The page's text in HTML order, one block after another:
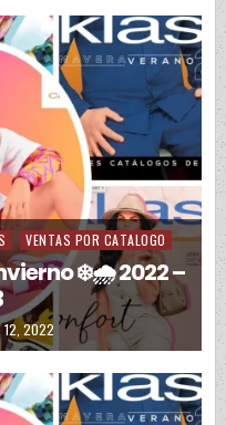
VENTAS POR CATALOGO
❄️🌧️ 2022 –
DATE:
12, 2022